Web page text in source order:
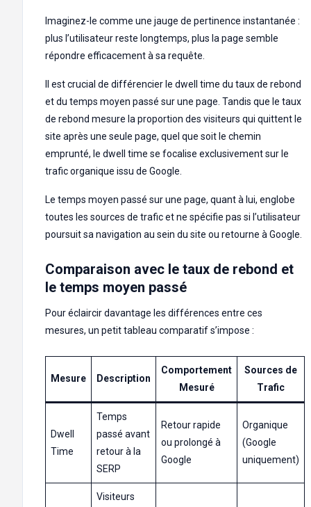
Imaginez-le comme une jauge de pertinence instantanée :
plus l’utilisateur reste longtemps, plus la page semble
répondre efficacement à sa requête.
Il est crucial de différencier le dwell time du taux de rebond
et du temps moyen passé sur une page. Tandis que le taux
de rebond mesure la proportion des visiteurs qui quittent le
site après une seule page, quel que soit le chemin
emprunté, le dwell time se focalise exclusivement sur le
trafic organique issu de Google.
Le temps moyen passé sur une page, quant à lui, englobe
toutes les sources de trafic et ne spécifie pas si l’utilisateur
poursuit sa navigation au sein du site ou retourne à Google.
Comparaison avec le taux de rebond et
le temps moyen passé
Pour éclaircir davantage les différences entre ces
mesures, un petit tableau comparatif s’impose :
Mesure Description
Comportement
Mesuré
Sources de
Trafic
Dwell
Time
Temps
passé avant
retour à la
SERP
Retour rapide
ou prolongé à
Google
Organique
(Google
uniquement)
Visiteurs